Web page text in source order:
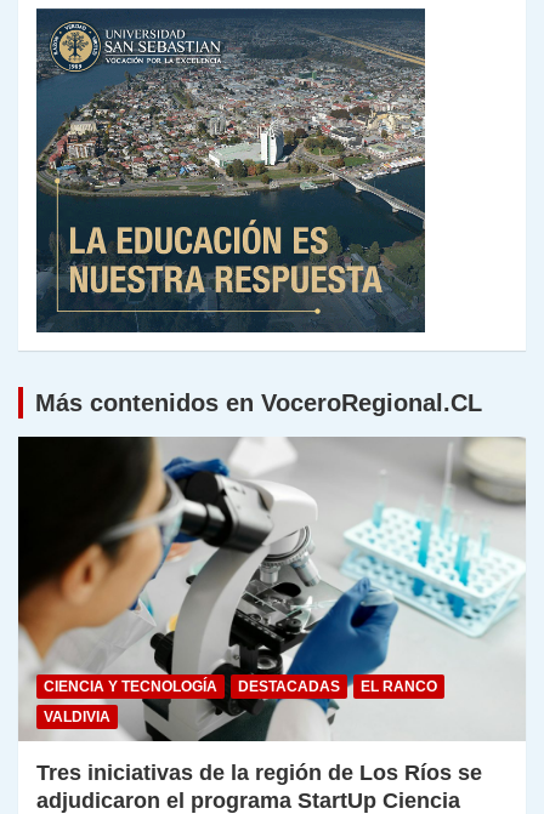
Más contenidos en VoceroRegional.CL
CIENCIA Y TECNOLOGÍA DESTACADAS
EL RANCO
VALDIVIA
Tres iniciativas de la región de Los Ríos se
adjudicaron el programa StartUp Ciencia